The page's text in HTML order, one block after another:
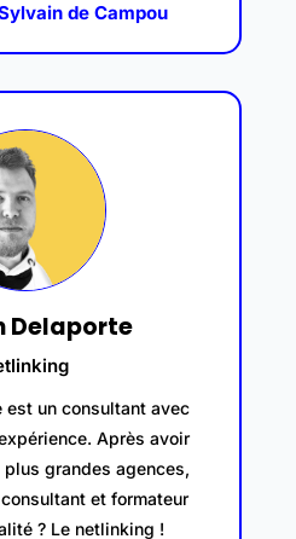
de Campou
Delaporte
est un consultant avec
Après avoir
grandes agences,
et formateur
? Le netlinking !